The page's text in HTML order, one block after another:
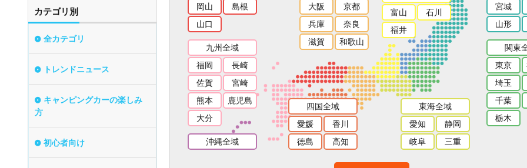
宮城
山形
関東
東京
埼玉
千葉
栃木
富山
石川
福井
東海全域
愛知
静岡
岐阜
三重
大阪
京都
兵庫
奈良
滋賀
和歌山
岡山
島根
山口
四国全域
愛媛
香川
徳島
高知
九州全域
福岡
長崎
佐賀
宮崎
熊本
鹿児島
大分
沖縄全域
カテゴリ別
全カテゴリ
トレンドニュース
キャンピングカーの楽しみ
方
初心者向け